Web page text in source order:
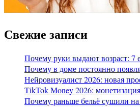
Свежие записи
Почему руки выдают возраст:
Почему в доме постоянно
Нейровизуалист 2026: новая
TikTok Money 2026:
Почему раньше бельё сушили